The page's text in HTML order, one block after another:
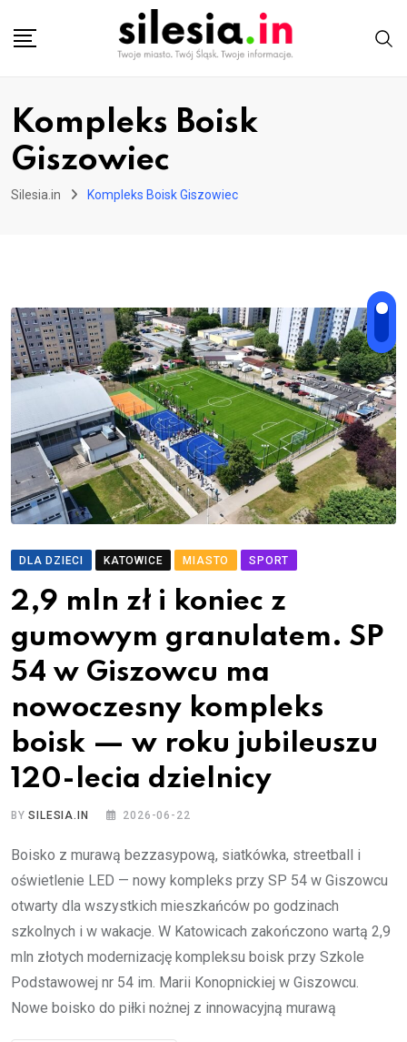
Kompleks Boisk
Giszowiec
Silesia.in Kompleks Boisk Giszowiec
DLA DZIECI KATOWICE MIASTO SPORT
2,9 mln zł i koniec z
gumowym granulatem. SP
54 w Giszowcu ma
nowoczesny kompleks
boisk — w roku jubileuszu
120-lecia dzielnicy
BYSILESIA.IN 2026-06-22
Boisko z murawą bezzasypową, siatkówka, streetball i
oświetlenie LED — nowy kompleks przy SP 54 w Giszowcu
otwarty dla wszystkich mieszkańców po godzinach
szkolnych i w wakacje. W Katowicach zakończono wartą 2,9
mln złotych modernizację kompleksu boisk przy Szkole
Podstawowej nr 54 im. Marii Konopnickiej w Giszowcu.
Nowe boisko do piłki nożnej z innowacyjną murawą